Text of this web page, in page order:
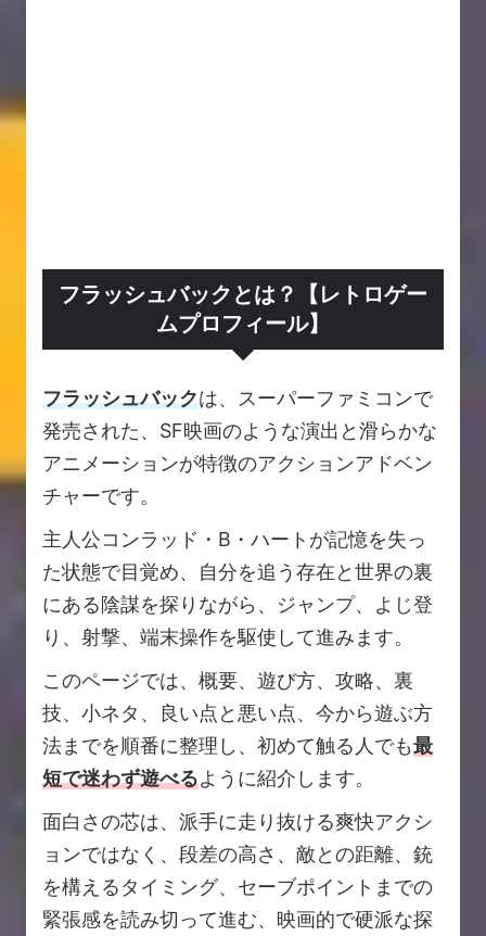
フラッシュバックとは？【レトロゲー
ムプロフィール】
フラッシュバックは、スーパーファミコンで
発売された、SF映画のような演出と滑らかな
アニメーションが特徴のアクションアドベン
チャーです。
主人公コンラッド・B・ハートが記憶を失っ
た状態で目覚め、自分を追う存在と世界の裏
にある陰謀を探りながら、ジャンプ、よじ登
り、射撃、端末操作を駆使して進みます。
このページでは、概要、遊び方、攻略、裏
技、小ネタ、良い点と悪い点、今から遊ぶ方
法までを順番に整理し、初めて触る人でも最
短で迷わず遊べるように紹介します。
面白さの芯は、派手に走り抜ける爽快アクシ
ョンではなく、段差の高さ、敵との距離、銃
を構えるタイミング、セーブポイントまでの
緊張感を読み切って進む、映画的で硬派な探